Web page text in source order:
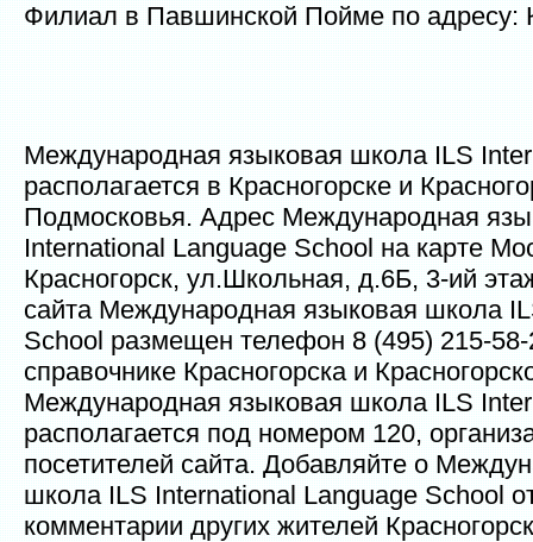
Филиал в Павшинской Пойме по адресу:
Международная языковая школа ILS
располагается в Красногорске и
Подмосковья. Адрес Международная
International Language School на карте
Красногорск, ул.Школьная, д.6Б, 3-ий
сайта Международная языковая школа
School размещен телефон 8 (495) 215-
справочнике Красногорска и
Международная языковая школа ILS
располагается под номером 120,
посетителей сайта. Добавляйте о
школа ILS International Language School
комментарии других жителей